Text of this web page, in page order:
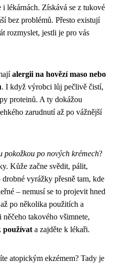
lékárnách. Získává se z tukové
bez problémů. Přesto existují
rozmyslet, jestli je pro vás
alergii na hovězí maso nebo
. I když výrobci lůj pečlivě čistí,
proteinů. A ty dokážou
zarudnutí až po vážnější
pokožkou po nových krémech?
Kůže začne svědit, pálit,
vyrážky přesně tam, kde
– nemusí se to projevit hned
po několika použitích a
něčeho takového všimnete,
používat a zajděte k lékaři.
atopickým ekzémem? Tady je